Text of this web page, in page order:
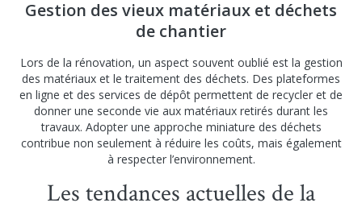
Gestion des vieux matériaux et déchets
de chantier
Lors de la rénovation, un aspect souvent oublié est la gestion
des matériaux et le traitement des déchets. Des plateformes
en ligne et des services de dépôt permettent de recycler et de
donner une seconde vie aux matériaux retirés durant les
travaux. Adopter une approche miniature des déchets
contribue non seulement à réduire les coûts, mais également
à respecter l’environnement.
Les tendances actuelles de la